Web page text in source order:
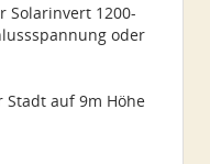
Solarinvert 1200-
oder
Stadt auf 9m Höhe